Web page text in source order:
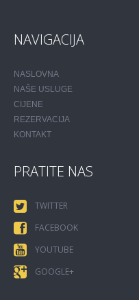
NAVIGACIJA
NASLOVNA
NAŠE USLUGE
CIJENE
REZERVACIJA
KONTAKT
PRATITE NAS
TWITTER
FACEBOOK
YOUTUBE
GOOGLE+